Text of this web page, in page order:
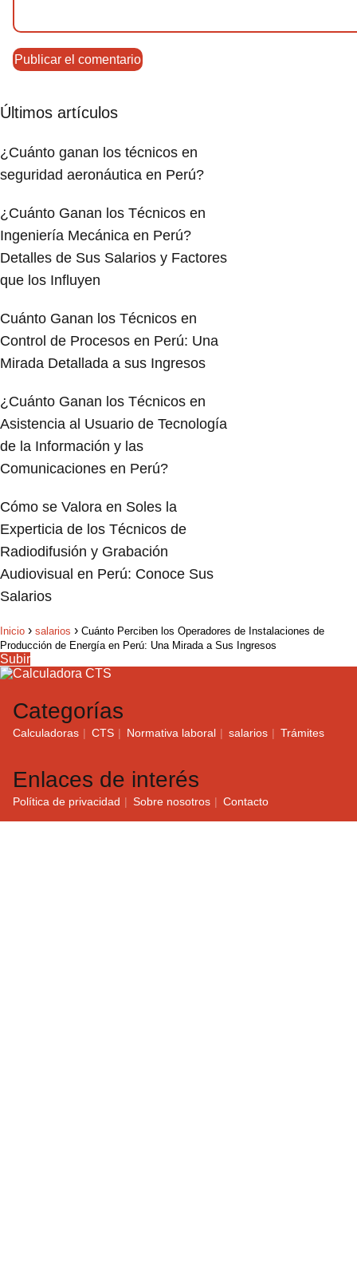
Últimos artículos
¿Cuánto ganan los técnicos en
seguridad aeronáutica en Perú?
¿Cuánto Ganan los Técnicos en
Ingeniería Mecánica en Perú?
Detalles de Sus Salarios y Factores
que los Influyen
Cuánto Ganan los Técnicos en
Control de Procesos en Perú: Una
Mirada Detallada a sus Ingresos
¿Cuánto Ganan los Técnicos en
Asistencia al Usuario de Tecnología
de la Información y las
Comunicaciones en Perú?
Cómo se Valora en Soles la
Experticia de los Técnicos de
Radiodifusión y Grabación
Audiovisual en Perú: Conoce Sus
Salarios
Inicio salarios
Cuánto Perciben los Operadores de Instalaciones de
Producción de Energía en Perú: Una Mirada a Sus Ingresos
Subir
Categorías
Calculadoras CTS Normativa laboral salarios Trámites
Enlaces de interés
Política de privacidad Sobre nosotros Contacto